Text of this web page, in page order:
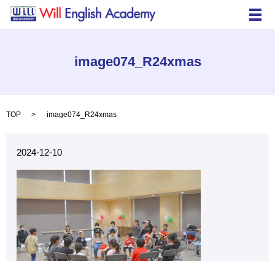
メ
image074_R24xmas
TOP image074_R24xmas
2024-12-10